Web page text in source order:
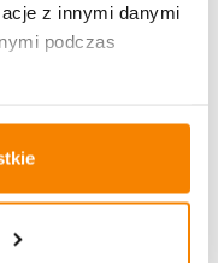
z innymi danymi
podczas